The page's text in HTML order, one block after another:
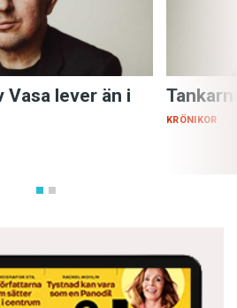
lever än i
KRÖNIKOR